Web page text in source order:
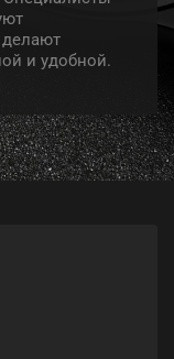
и удобной.